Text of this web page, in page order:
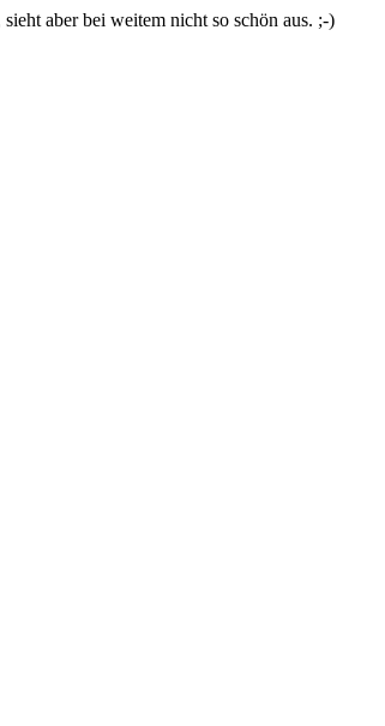
aber bei weitem nicht so schön aus. ;-)